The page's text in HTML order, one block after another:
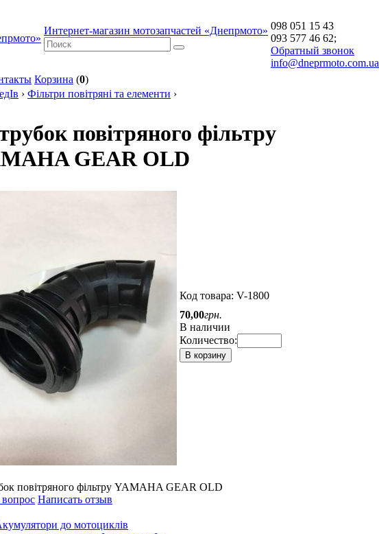
Интернет-магазин мотозапчастей «Днепрмото» 098 051 15 43
093 577 46 62;
Обратный звонок
info@dneprmoto.com.ua
Корзина (0)
› Фільтри повітряні та елементи ›
повітряного фільтру
GEAR OLD
Код товара: V-1800
70,00грн.
В наличии
Количество:
В корзину
повітряного фільтру YAMAHA GEAR OLD
вопрос Написать отзыв
до мотоциклів